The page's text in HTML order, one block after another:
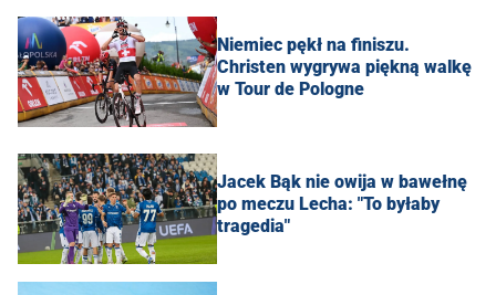
Niemiec pękł na finiszu.
Christen wygrywa piękną walkę
w Tour de Pologne
Jacek Bąk nie owija w bawełnę
po meczu Lecha: "To byłaby
tragedia"